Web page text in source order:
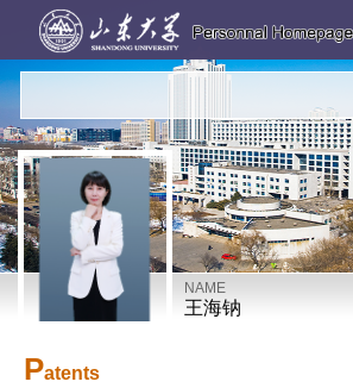
NAME
王海钠
Patents